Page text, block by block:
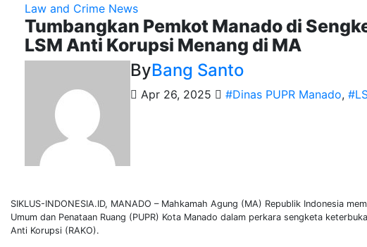
Law and Crime News
Tumbangkan Pemkot Manado di
LSM Anti Korupsi Menang di MA
ByBang Santo
Apr 26, 2025 #Dinas PUPR Manado,
SIKLUS-INDONESIA.ID, MANADO – Mahkamah Agung (MA) Republik Indonesia
Umum dan Penataan Ruang (PUPR) Kota Manado dalam perkara sengketa
Anti Korupsi (RAKO).